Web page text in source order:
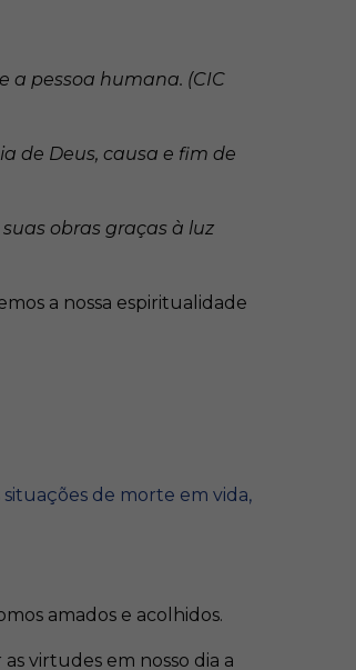
a pessoa humana. (CIC
de Deus, causa e fim de
obras graças à luz
a nossa espiritualidade
de morte em vida,
amados e acolhidos.
virtudes em nosso dia a